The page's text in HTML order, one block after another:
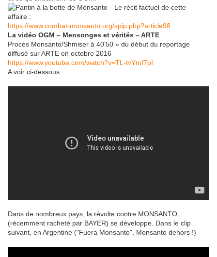
Le récit factuel de cette
affaire :
https://www.combat-monsanto.org/spip.php?article98
La vidéo OGM – Mensonges et vérités – ARTE
Procès Monsanto/Shmiser à 40'50 » du début du reportage
diffusé sur ARTE en octobre 2016
https://www.youtube.com/watch?v=TL-tvYmf7pI
A voir ci-dessous :
Dans de nombreux pays, la révolte contre MONSANTO
(récemment racheté par BAYER) se développe. Dans le clip
suivant, en Argentine ("Fuera Monsanto", Monsanto dehors !)